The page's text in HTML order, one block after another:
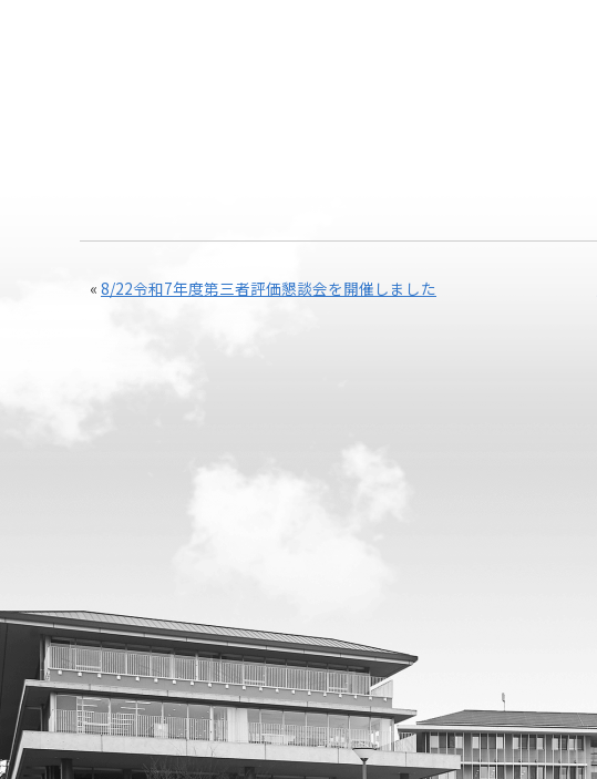
« 8/22令和7年度第三者評価懇談会を開催しました